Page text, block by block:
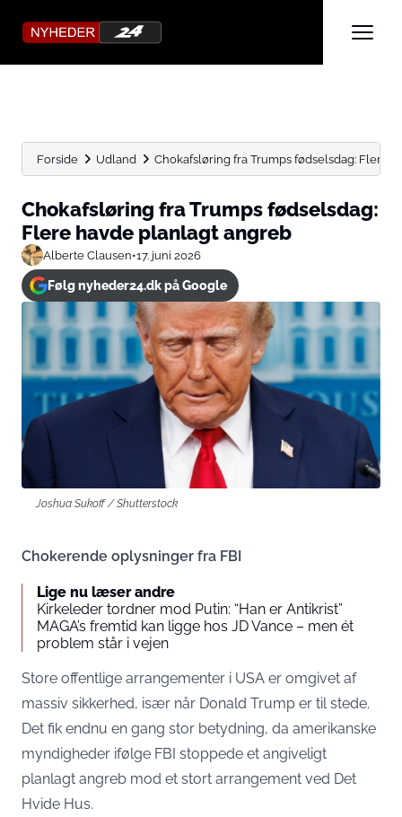
Forside Udland Chokafsløring fra Trumps fødselsdag: Flere
Chokafsløring fra Trumps fødselsdag:
Flere havde planlagt angreb
Alberte Clausen•17. juni 2026
Følg nyheder24.dk på Google
Joshua Sukoff / Shutterstock
Chokerende oplysninger fra FBI
Lige nu læser andre
Kirkeleder tordner mod Putin: “Han er Antikrist”
MAGA’s fremtid kan ligge hos JD Vance – men ét
problem står i vejen
Store offentlige arrangementer i USA er omgivet af
massiv sikkerhed, især når Donald Trump er til stede.
Det fik endnu en gang stor betydning, da amerikanske
myndigheder ifølge FBI stoppede et angiveligt
planlagt angreb mod et stort arrangement ved Det
Hvide Hus.